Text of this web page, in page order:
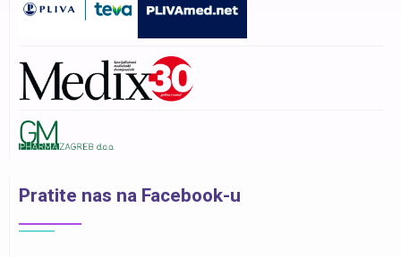
Pratite nas na Facebook-u